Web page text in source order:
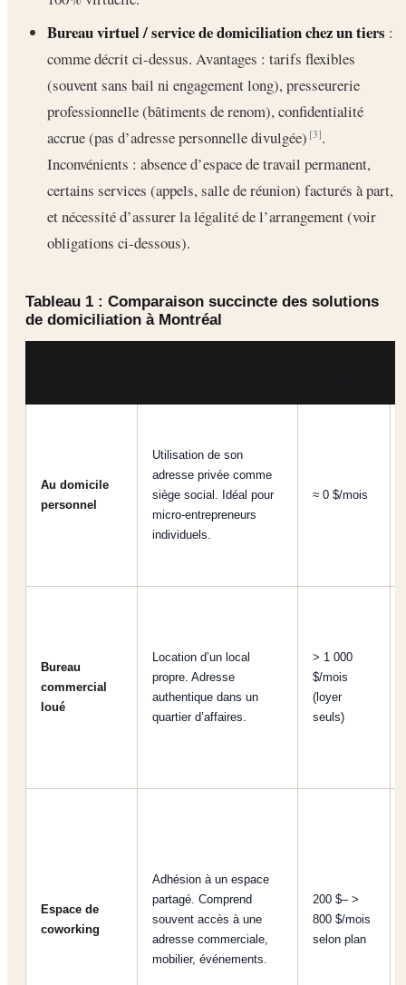
Bureau virtuel / service de domiciliation chez un tiers :
comme décrit ci‐dessus. Avantages : tarifs flexibles
(souvent sans bail ni engagement long), presseurerie
professionnelle (bâtiments de renom), confidentialité
accrue (pas d’adresse personnelle divulgée)[3].
Inconvénients : absence d’espace de travail permanent,
certains services (appels, salle de réunion) facturés à part,
et nécessité d’assurer la légalité de l’arrangement (voir
obligations ci-dessous).
Tableau 1 : Comparaison succincte des solutions
de domiciliation à Montréal
Au domicile
personnel
Utilisation de son
adresse privée comme
siège social. Idéal pour
micro-entrepreneurs
individuels.
≈ 0 $/mois
Bureau
commercial
loué
Location d’un local
propre. Adresse
authentique dans un
quartier d’affaires.
> 1 000
$/mois
(loyer
seuls)
Espace de
coworking
Adhésion à un espace
partagé. Comprend
souvent accès à une
adresse commerciale,
mobilier, événements.
200 $– >
800 $/mois
selon plan